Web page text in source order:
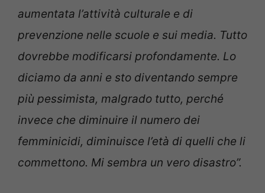
aumentata l’attività culturale e di
prevenzione nelle scuole e sui media. Tutto
dovrebbe modificarsi profondamente. Lo
diciamo da anni e sto diventando sempre
più pessimista, malgrado tutto, perché
invece che diminuire il numero dei
femminicidi, diminuisce l’età di quelli che li
commettono. Mi sembra un vero disastro”.